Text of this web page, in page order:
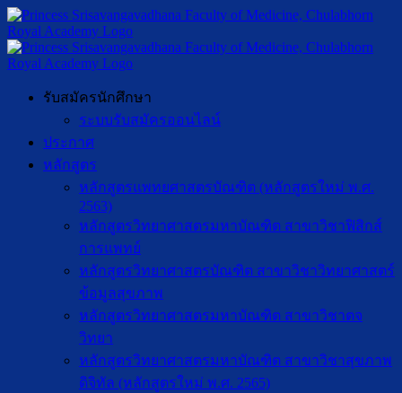
รับสมัครนักศึกษา
ระบบรับสมัครออนไลน์
ประกาศ
หลักสูตร
หลักสูตรแพทยศาสตรบัณฑิต (หลักสูตรใหม่ พ.ศ.
2563)
หลักสูตรวิทยาศาสตรมหาบัณฑิต สาขาวิชาฟิสิกส์
การแพทย์
หลักสูตรวิทยาศาสตรบัณฑิต สาขาวิชาวิทยาศาสตร์
ข้อมูลสุขภาพ
หลักสูตรวิทยาศาสตรมหาบัณฑิต สาขาวิชาตจ
วิทยา
หลักสูตรวิทยาศาสตรมหาบัณฑิต สาขาวิชาสุขภาพ
ดิจิทัล (หลักสูตรใหม่ พ.ศ. 2565)